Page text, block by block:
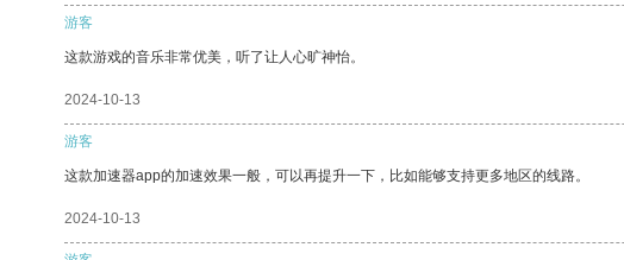
游客
这款游戏的音乐非常优美，听了让人心旷神怡。
2024-10-13
游客
这款加速器app的加速效果一般，可以再提升一下，比如能够支持更多地区的线路。
2024-10-13